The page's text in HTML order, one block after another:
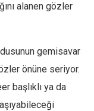
alanen gözler
gemisavar
önüne seriyor.
başlıklı ya da